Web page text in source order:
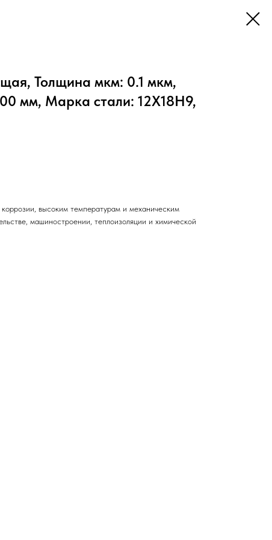
Толщина мкм: 0.1 мкм,
мм, Марка стали: 12Х18Н9,
высоким температурам и механическим
машиностроении, теплоизоляции и химической